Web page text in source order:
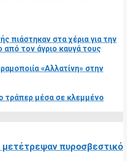
πιάστηκαν στα χέρια για την
από τον άγριο καυγά τους
«Αλλατίνη» στην
τράπερ μέσα σε κλεμμένο
πυροσβεστικό